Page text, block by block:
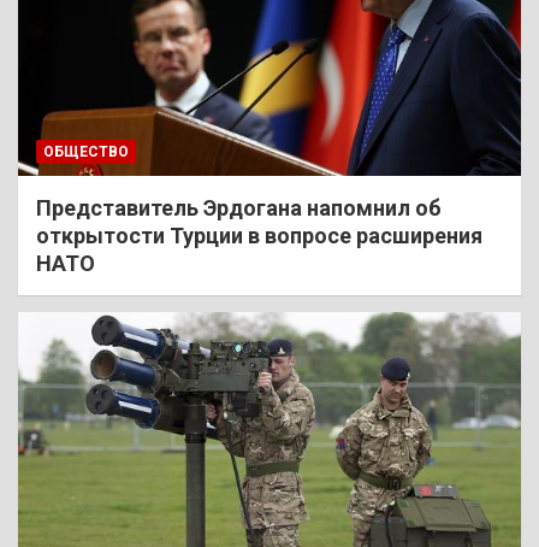
ОБЩЕСТВО
Представитель Эрдогана напомнил об
открытости Турции в вопросе расширения
НАТО